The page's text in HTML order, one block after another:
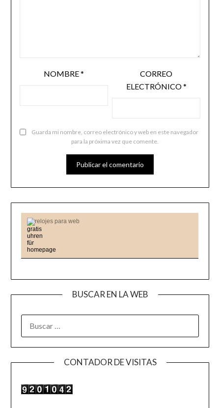
NOMBRE*
CORREO
ELECTRÓNICO*
Guarda mi nombre, correo electrónico y web en este navegador
para la próxima vez que comente.
relojes para web
BUSCAR EN LA WEB
CONTADOR DE VISITAS